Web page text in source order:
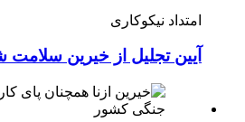
امتداد نیکوکاری
آیین تجلیل از خیرین سلامت